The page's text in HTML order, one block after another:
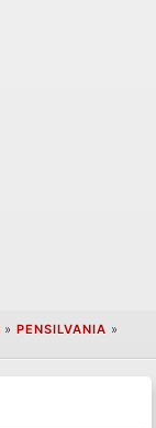
» PENSILVANIA »